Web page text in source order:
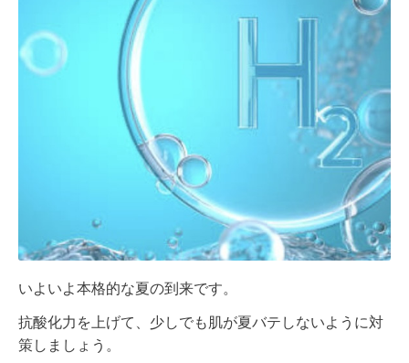
いよいよ本格的な夏の到来です。
抗酸化力を上げて、少しでも肌が夏バテしないように対
策しましょう。